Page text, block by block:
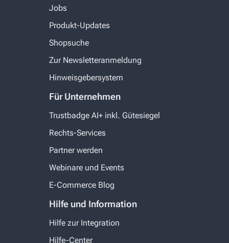
Jobs
Produkt-Updates
Shopsuche
Zur Newsletteranmeldung
Hinweisgebersystem
Für Unternehmen
Trustbadge AI+ inkl. Gütesiegel
Rechts-Services
Partner werden
Webinare und Events
E-Commerce Blog
Hilfe und Information
Hilfe zur Integration
Hilfe-Center